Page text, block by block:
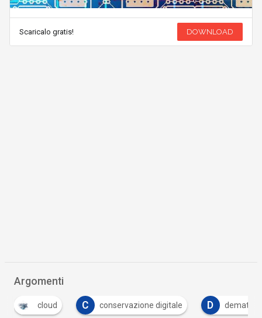
Scaricalo gratis! DOWNLOAD
Argomenti
C conservazione digitale D dematerializzazione